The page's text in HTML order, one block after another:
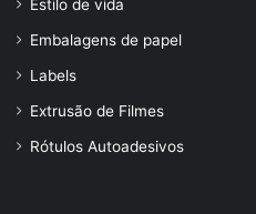
Estilo de vida
Embalagens de papel
Labels
Extrusão de Filmes
Rótulos Autoadesivos